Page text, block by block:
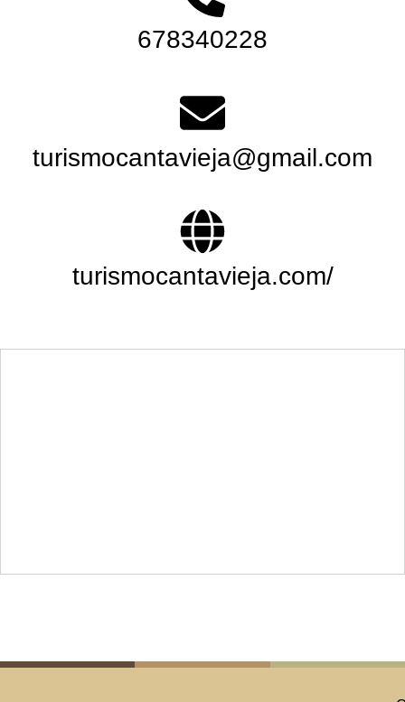
678340228
turismocantavieja@gmail.com
turismocantavieja.com/